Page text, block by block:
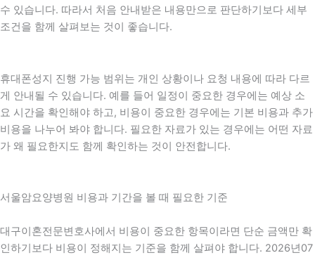
수 있습니다. 따라서 처음 안내받은 내용만으로 판단하기보다 세부
조건을 함께 살펴보는 것이 좋습니다.
휴대폰성지 진행 가능 범위는 개인 상황이나 요청 내용에 따라 다르
게 안내될 수 있습니다. 예를 들어 일정이 중요한 경우에는 예상 소
요 시간을 확인해야 하고, 비용이 중요한 경우에는 기본 비용과 추가
비용을 나누어 봐야 합니다. 필요한 자료가 있는 경우에는 어떤 자료
가 왜 필요한지도 함께 확인하는 것이 안전합니다.
서울암요양병원 비용과 기간을 볼 때 필요한 기준
대구이혼전문변호사에서 비용이 중요한 항목이라면 단순 금액만 확
인하기보다 비용이 정해지는 기준을 함께 살펴야 합니다. 2026년07